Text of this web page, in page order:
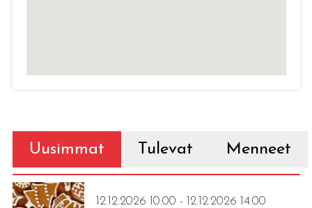
Uusimmat Tulevat Menneet
12.12.2026 10:00 - 12.12.2026 14:00